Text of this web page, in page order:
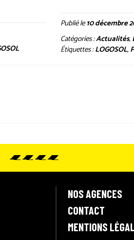
Publié le10 décembre
Catégories :Actualités,
Étiquettes :LOGOSOL,
NOS AGENCES
CONTACT
MENTIONS